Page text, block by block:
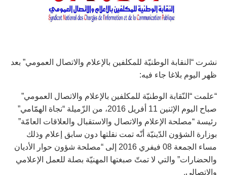
نشرت “النقابة الوطنيّة للمكلفين بالإعلام والاتصال العمومي” بعد
ظهر اليوم بلاغا جاء فيه:
“علمت “النّقابة الوطنيّة للمكلفين بالإعلام والاتصال العمومي”
صباح اليوم الإثنين 11 أفريل 2016، من الزّميلة “نجاة الهمّامي”
رئيسة “مصلحة الإعلام والاتصال والاستقبال والعلاقات العامّة”
بوزارة الشؤون الدّينيّة أنّه تمت نقلتها دون سابق إعلام وذلك
مساء الجمعة 08 فيفري 2016 إلى “مصلحة شؤون حوار الأديان
والحضارات” والتي لا تمتّ صبغتها المهنيّة بصلة للعمل الإعلامي
والاتصالي.